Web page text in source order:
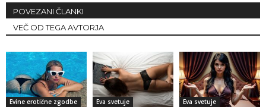
POVEZANI ČLANKI
VEČ OD TEGA AVTORJA
Evine erotične zgodbe Eva svetuje Eva svetuje